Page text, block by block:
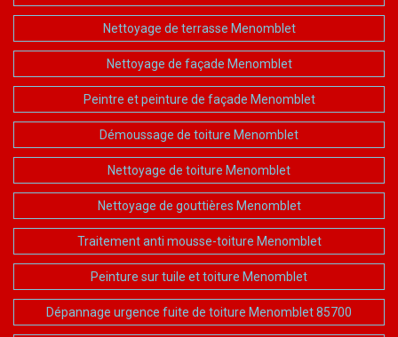
Nettoyage de terrasse Menomblet
Nettoyage de façade Menomblet
Peintre et peinture de façade Menomblet
Démoussage de toiture Menomblet
Nettoyage de toiture Menomblet
Nettoyage de gouttières Menomblet
Traitement anti mousse-toiture Menomblet
Peinture sur tuile et toiture Menomblet
Dépannage urgence fuite de toiture Menomblet 85700